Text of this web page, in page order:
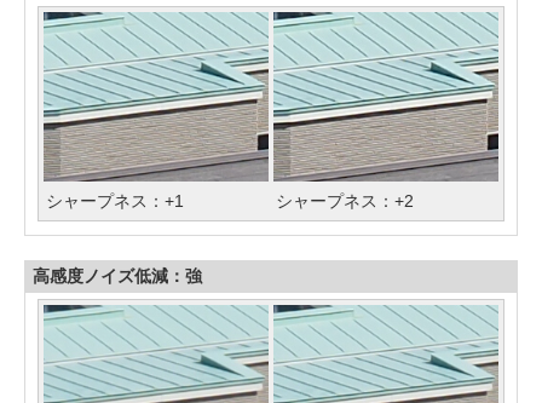
シャープネス：+1 シャープネス：+2
高感度ノイズ低減：強